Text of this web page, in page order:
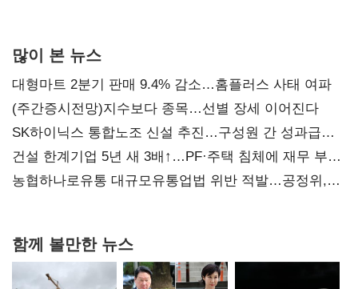
많이 본 뉴스
대형마트 2분기 판매 9.4% 감소…홈플러스 사태 여파
(주간증시전망)지수보다 종목…선별 장세 이어진다
SK하이닉스 통합노조 신설 추진…구성원 간 성과급
불만 확산
건설 한계기업 5년 새 3배↑…PF·주택 침체에 재무 부담
확대
농협하나로유통 대규모유통업법 위반 적발…공정위,
함께 볼만한 뉴스